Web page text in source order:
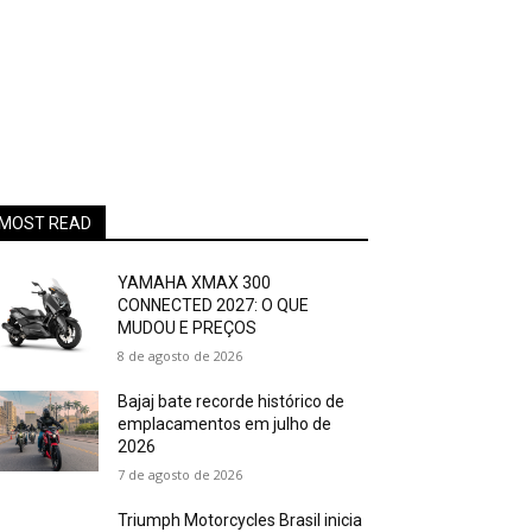
MOST READ
YAMAHA XMAX 300
CONNECTED 2027: O QUE
MUDOU E PREÇOS
8 de agosto de 2026
Bajaj bate recorde histórico de
emplacamentos em julho de
2026
7 de agosto de 2026
Triumph Motorcycles Brasil inicia